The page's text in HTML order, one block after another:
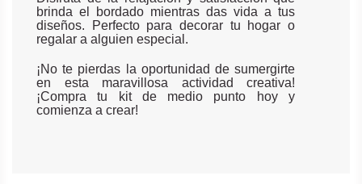
brinda el bordado mientras das vida a tus
diseños. Perfecto para decorar tu hogar o
regalar a alguien especial.
¡No te pierdas la oportunidad de sumergirte
en esta maravillosa actividad creativa!
¡Compra tu kit de medio punto hoy y
comienza a crear!